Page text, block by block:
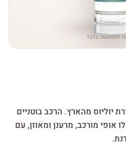
להמחשה בלבד
יוליוס מהארץ. הרכב בוטניים
אופי מורכב, מרענן ומאוזן, עם